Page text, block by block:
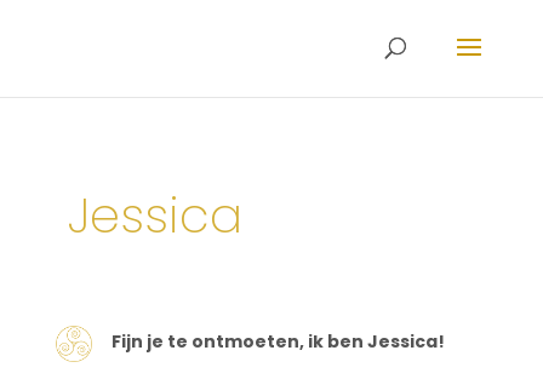
Jessica
Fijn je te ontmoeten, ik ben Jessica!